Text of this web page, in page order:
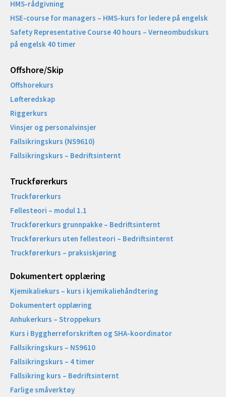
HMS-rådgivning
HSE-course for managers – HMS-kurs for ledere på engelsk
Safety Representative Course 40 hours – Verneombudskurs
på engelsk 40 timer
Offshore/Skip​
Offshorekurs
Løfteredskap
Riggerkurs
Vinsjer og personalvinsjer
Fallsikringskurs (NS9610)
Fallsikringskurs – Bedriftsinternt
Truckførerkurs
Truckførerkurs
Fellesteori – modul 1.1
Truckførerkurs grunnpakke – Bedriftsinternt
Truckførerkurs uten fellesteori – Bedriftsinternt
Truckførerkurs – praksiskjøring
Dokumentert opplæring
Kjemikaliekurs – kurs i kjemikaliehåndtering
Dokumentert opplæring
Anhukerkurs – Stroppekurs
Kurs i Byggherreforskriften og SHA-koordinator
Fallsikringskurs – NS9610
Fallsikringskurs – 4 timer
Fallsikring kurs – Bedriftsinternt
Farlige småverktøy